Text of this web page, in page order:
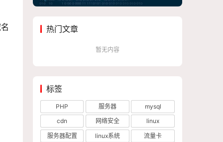
热门文章
暂无内容
标签
PHP 服务器
mysql
cdn
网络安全
linux
服务器配置
linux系统
流量卡